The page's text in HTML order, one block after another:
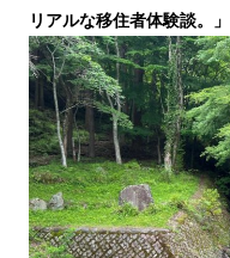
リアルな移住者体験談。」